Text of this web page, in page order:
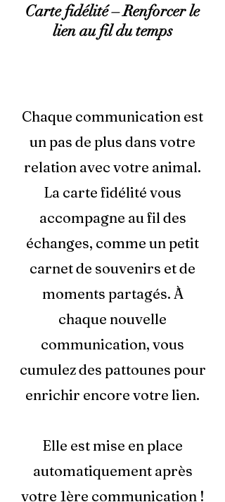
Carte fidélité – Renforcer le
lien au fil du temps
Chaque communication est
un pas de plus dans votre
relation avec votre animal.
La carte fidélité vous
accompagne au fil des
échanges, comme un petit
carnet de souvenirs et de
moments partagés. À
chaque nouvelle
communication, vous
cumulez des pattounes pour
enrichir encore votre lien.
​Elle est mise en place
automatiquement après
votre 1ère communication !